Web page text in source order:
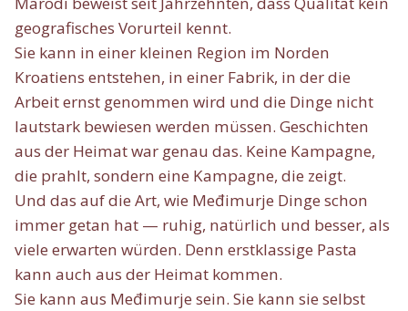
geografisches Vorurteil kennt.
Sie kann in einer kleinen Region im Norden
Kroatiens entstehen, in einer Fabrik, in der die
Arbeit ernst genommen wird und die Dinge nicht
lautstark bewiesen werden müssen. Geschichten
aus der Heimat war genau das. Keine Kampagne,
die prahlt, sondern eine Kampagne, die zeigt.
Und das auf die Art, wie Međimurje Dinge schon
immer getan hat — ruhig, natürlich und besser, als
viele erwarten würden. Denn erstklassige Pasta
kann auch aus der Heimat kommen.
Sie kann aus Međimurje sein. Sie kann sie selbst